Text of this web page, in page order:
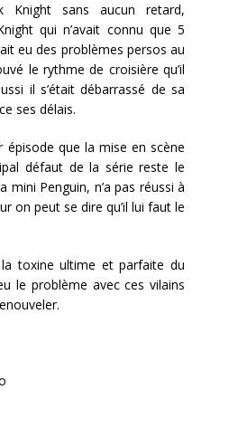
sans aucun retard,
qui n’avait connu que 5
eu des problèmes persos au
le rythme de croisière qu’il
il s’était débarrassé de sa
ses délais.
épisode que la mise en scène
défaut de la série reste le
Penguin, n’a pas réussi à
on peut se dire qu’il lui faut le
toxine ultime et parfaite du
le problème avec ces vilains